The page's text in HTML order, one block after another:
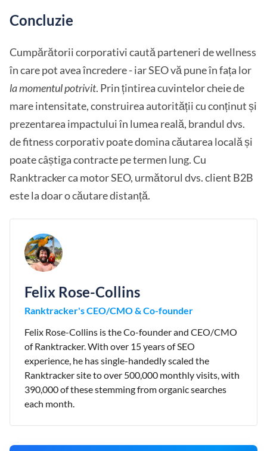
Concluzie
Cumpărătorii corporativi caută parteneri de wellness
în care pot avea încredere - iar SEO vă pune în fața lor
la momentul potrivit. Prin țintirea cuvintelor cheie de
mare intensitate, construirea autorității cu conținut și
prezentarea impactului în lumea reală, brandul dvs.
de fitness corporativ poate domina căutarea locală și
poate câștiga contracte pe termen lung. Cu
Ranktracker ca motor SEO, următorul dvs. client B2B
este la doar o căutare distanță.
Felix Rose-Collins
Ranktracker's CEO/CMO & Co-founder
Felix Rose-Collins is the Co-founder and CEO/CMO
of Ranktracker. With over 15 years of SEO
experience, he has single-handedly scaled the
Ranktracker site to over 500,000 monthly visits, with
390,000 of these stemming from organic searches
each month.